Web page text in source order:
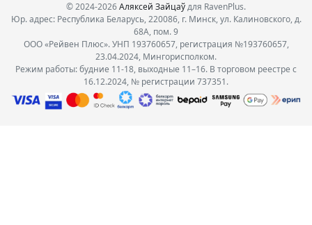
© 2024-2026Аляксей Зайцаўдля RavenPlus.
Юр. адрес: Республика Беларусь, 220086, г. Минск, ул. Калиновского, д.
68А, пом. 9
ООО «Рейвен Плюс». УНП 193760657, регистрация №193760657,
23.04.2024, Мингорисполком.
Режим работы: будние 11-18, выходные 11–16. В торговом реестре с
16.12.2024, № регистрации 737351.